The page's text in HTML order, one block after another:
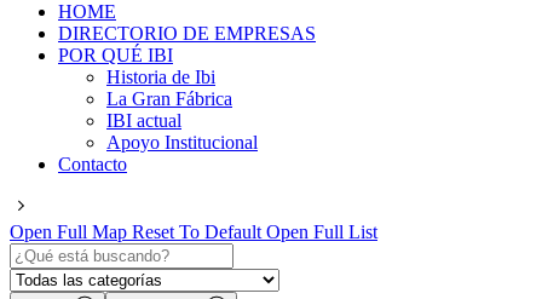
HOME
DIRECTORIO DE EMPRESAS
POR QUÉ IBI
Historia de Ibi
La Gran Fábrica
IBI actual
Apoyo Institucional
Contacto
Open Full Map Reset To Default Open Full List